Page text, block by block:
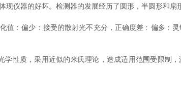
仪器的好坏。检测器的发展经历了圆形，半圆形和扇
﹕偏少﹕接受的散射光不充分，正确度差﹕偏多﹕灵
性质，采用近似的米氏理论，造成适用范围受限制，